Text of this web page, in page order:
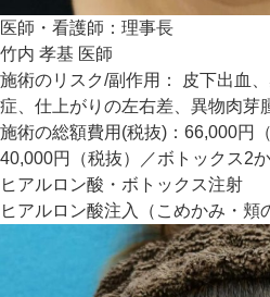
医師・看護師： 理事長
竹内 孝基 医師
施術のリスク/副作用：
皮下出血
症、仕上がりの左右差、異物肉芽
施術の総額費用(税抜)： 66,000円
40,000円（税抜）／ボトックス2
ヒアルロン酸・ボトックス注射
ヒアルロン酸注入（こめかみ・頬